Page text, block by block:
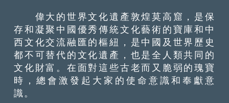
偉大的世界文化遺產敦煌莫高窟，是保
存和凝聚中國優秀傳統文化藝術的寶庫和中
西文化交流融匯的樞紐，是中國及世界歷史
都不可替代的文化遺產，也是全人類共同的
文化財富。在面對這些古老而又脆弱的瑰寶
時，總會激發起大家的使命意識和奉獻意
識。